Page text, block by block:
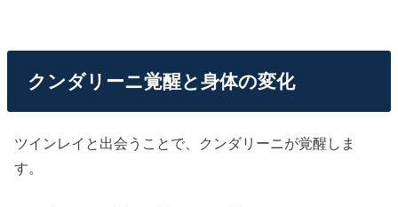
クンダリーニ覚醒と身体の変化
ツインレイと出会うことで、クンダリーニが覚醒しま
す。